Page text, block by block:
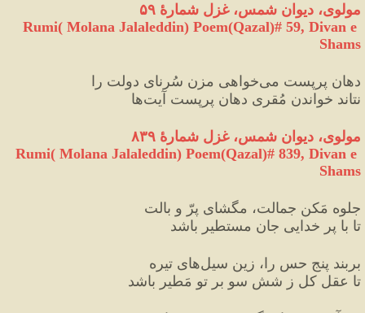
مولوی، دیوان شمس، غزل شمارهٔ ۵۹
Rumi( Molana Jalaleddin) Poem(Qazal)# 59, Divan e
Shams
دهان پرپِست میخواهی مزن سُرنای دولت را
نتاند خواندن مُقری دهان پرپِست آیتها
مولوی، دیوان شمس، غزل شمارهٔ ۸۳۹
Rumi( Molana Jalaleddin) Poem(Qazal)# 839, Divan e
Shams
جلوه مَکن جمالت، مگشای پرّ و بالت
تا با پر خدایی جان مستطیر باشد
بربند پنج حس را، زین سیلهای تیره
تا عقل کل ز شش سو بر تو مَطیر باشد